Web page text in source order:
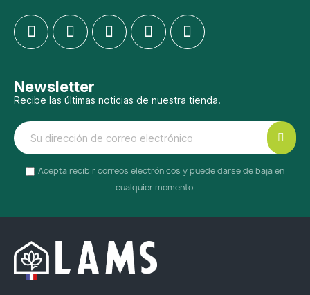
Newsletter
Recibe las últimas noticias de nuestra tienda.
Acepta recibir correos electrónicos y puede darse de baja en
cualquier momento.